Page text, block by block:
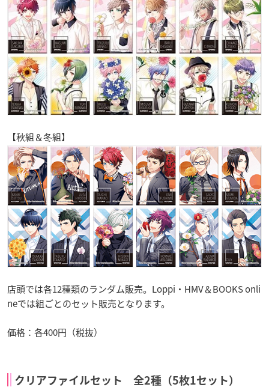
【秋組＆冬組】
店頭では各12種類のランダム販売。Loppi・HMV＆BOOKS onli
neでは組ごとのセット販売となります。
価格：各400円（税抜）
クリアファイルセット 全2種（5枚1セット）